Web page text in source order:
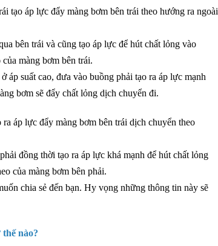
tạo áp lực đẩy màng bơm bên trái theo hướng ra ngoài
bên trái và cũng tạo áp lực để hút chất lỏng vào
màng bơm bên trái.
suất cao, đưa vào buồng phải tạo ra áp lực mạnh
bơm sẽ đẩy chất lỏng dịch chuyển đi.
áp lực đẩy màng bơm bên trái dịch chuyển theo
đồng thời tạo ra áp lực khá mạnh để hút chất lỏng
của màng bơm bên phải.
chia sẻ đến bạn. Hy vọng những thông tin này sẽ
nào?